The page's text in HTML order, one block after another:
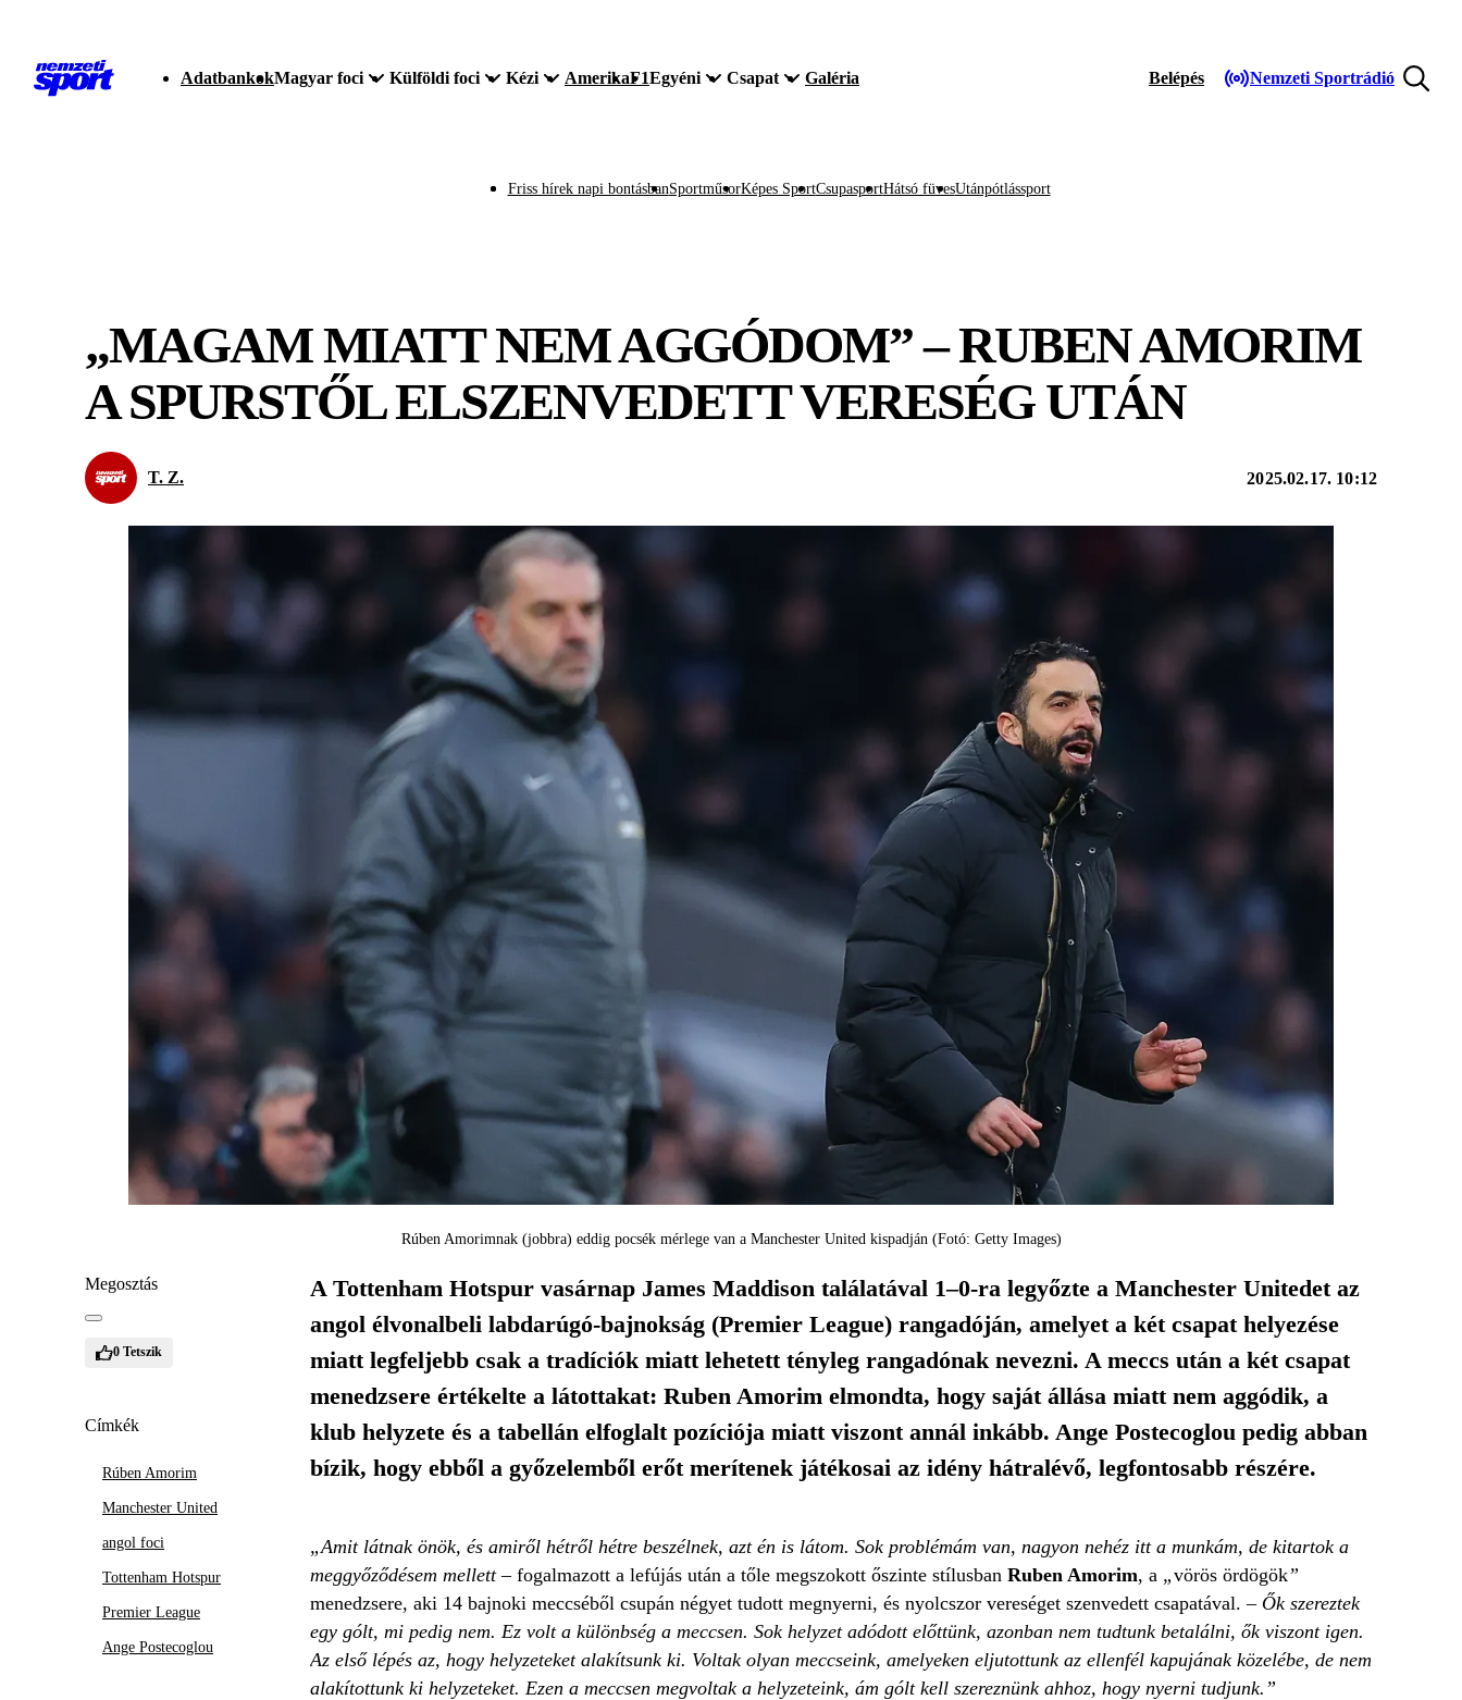
AdatbankokMagyar foci Külföldi foci Kézi AmerikaF1Egyéni Csapat Galéria Belépés Nemzeti Sportrádió
Friss hírek napi bontásbanSportműsorKépes SportCsupasportHátsó füvesUtánpótlássport
„MAGAM MIATT NEM AGGÓDOM” – RUBEN AMORIM
A SPURSTŐL ELSZENVEDETT VERESÉG UTÁN
T. Z. 2025.02.17. 10:12
Rúben Amorimnak (jobbra) eddig pocsék mérlege van a Manchester United kispadján (Fotó: Getty Images)
Megosztás
0 Tetszik
Címkék
Rúben Amorim
Manchester United
angol foci
Tottenham Hotspur
Premier League
Ange Postecoglou
A Tottenham Hotspur vasárnap James Maddison találatával 1–0-ra legyőzte a Manchester Unitedet az
angol élvonalbeli labdarúgó-bajnokság (Premier League) rangadóján, amelyet a két csapat helyezése
miatt legfeljebb csak a tradíciók miatt lehetett tényleg rangadónak nevezni. A meccs után a két csapat
menedzsere értékelte a látottakat: Ruben Amorim elmondta, hogy saját állása miatt nem aggódik, a
klub helyzete és a tabellán elfoglalt pozíciója miatt viszont annál inkább. Ange Postecoglou pedig abban
bízik, hogy ebből a győzelemből erőt merítenek játékosai az idény hátralévő, legfontosabb részére.
„Amit látnak önök, és amiről hétről hétre beszélnek, azt én is látom. Sok problémám van, nagyon nehéz itt a munkám, de kitartok a
meggyőződésem mellett– fogalmazott a lefújás után a tőle megszokott őszinte stílusban Ruben Amorim, a „vörös ördögök”
menedzsere, aki 14 bajnoki meccséből csupán négyet tudott megnyerni, és nyolcszor vereséget szenvedett csapatával. – Ők szereztek
egy gólt, mi pedig nem. Ez volt a különbség a meccsen. Sok helyzet adódott előttünk, azonban nem tudtunk betalálni, ők viszont igen.
Az első lépés az, hogy helyzeteket alakítsunk ki. Voltak olyan meccseink, amelyeken eljutottunk az ellenfél kapujának közelébe, de nem
alakítottunk ki helyzeteket. Ezen a meccsen megvoltak a helyzeteink, ám gólt kell szereznünk ahhoz, hogy nyerni tudjunk.”